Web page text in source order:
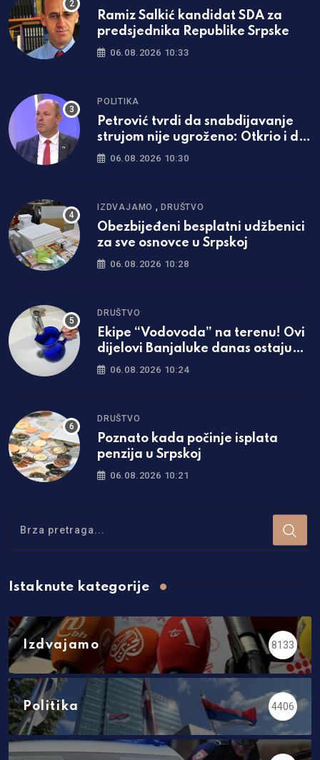
Ramiz Salkić kandidat SDA za
predsjednika Republike Srpske
06.08.2026 10:33
POLITIKA
Petrović tvrdi da snabdijavanje
strujom nije ugroženo: Otkrio i da
li će doći do promjene cijena
06.08.2026 10:30
IZDVAJAMO ,DRUŠTVO
Obezbijeđeni besplatni udžbenici
za sve osnovce u Srpskoj
06.08.2026 10:28
DRUŠTVO
Ekipe “Vodovoda” na terenu! Ovi
dijelovi Banjaluke danas ostaju
bez vode
06.08.2026 10:24
DRUŠTVO
Poznato kada počinje isplata
penzija u Srpskoj
06.08.2026 10:21
Istaknute kategorije
Izdvajamo 8133
Politika 4406